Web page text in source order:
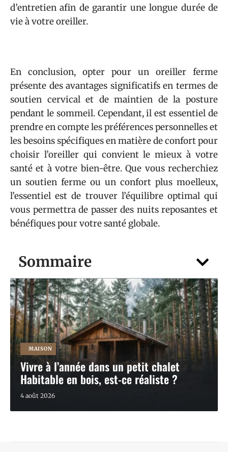
Sommaire
MAISON
Vivre à l’année dans un petit chalet
Habitable en bois, est-ce réaliste ?
4 août 2026
d’entretien afin de garantir une longue durée de
vie à votre oreiller.
En conclusion, opter pour un oreiller ferme
présente des avantages significatifs en termes de
soutien cervical et de maintien de la posture
pendant le sommeil. Cependant, il est essentiel de
prendre en compte les préférences personnelles et
les besoins spécifiques en matière de confort pour
choisir l’oreiller qui convient le mieux à votre
santé et à votre bien-être. Que vous recherchiez
un soutien ferme ou un confort plus moelleux,
l’essentiel est de trouver l’équilibre optimal qui
vous permettra de passer des nuits reposantes et
bénéfiques pour votre santé globale.